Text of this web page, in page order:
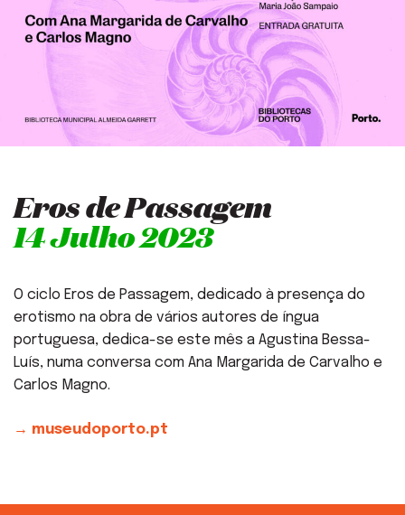
Eros de Passagem
14 Julho 2023
O ciclo Eros de Passagem, dedicado à presença do
erotismo na obra de vários autores de íngua
portuguesa, dedica-se este mês a Agustina Bessa-
Luís, numa conversa com Ana Margarida de Carvalho e
Carlos Magno.
→ museudoporto.pt